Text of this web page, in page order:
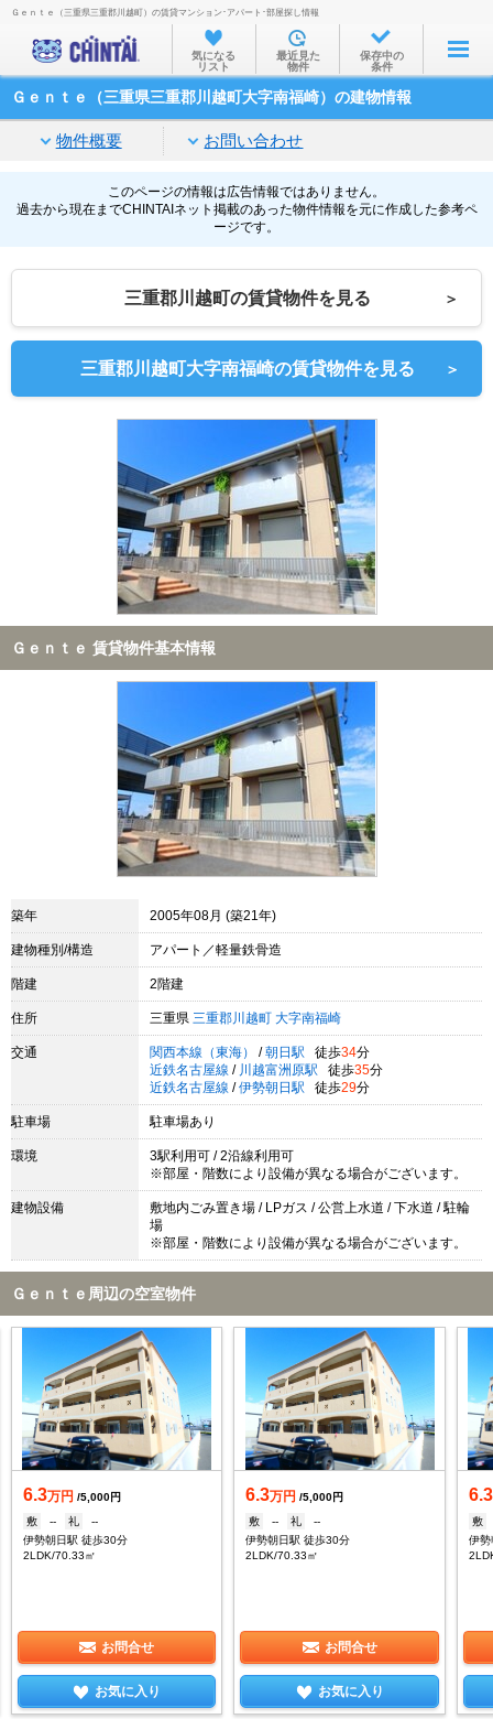
お部屋を探す
沿線・駅から
家賃相場から
通勤通学時間から
物件特集から
不動産会社から
TOP
Ｇｅｎｔｅ（三重県三重郡川越町）の賃貸マンション･アパート･部屋探し情報
気になる
リスト
最近見た
物件
保存中の
条件
Ｇｅｎｔｅ（三重県三重郡川越町大字南福崎）の建物情報
物件概要 お問い合わせ
このページの情報は広告情報ではありません。
過去から現在までCHINTAIネット掲載のあった物件情報を元に作成した参考ペ
ージです。
三重郡川越町の賃貸物件を見る ＞
三重郡川越町大字南福崎の賃貸物件を見る ＞
Ｇｅｎｔｅ 賃貸物件基本情報
築年 2005年08月 (築21年)
建物種別/構造 アパート／軽量鉄骨造
階建 2階建
住所 三重県 三重郡川越町 大字南福崎
交通 関西本線（東海） / 朝日駅 徒歩34分
近鉄名古屋線 / 川越富洲原駅 徒歩35分
近鉄名古屋線 / 伊勢朝日駅 徒歩29分
駐車場 駐車場あり
環境
3駅利用可 / 2沿線利用可
※部屋・階数により設備が異なる場合がございます。
建物設備
敷地内ごみ置き場 / LPガス / 公営上水道 / 下水道 / 駐輪
場
※部屋・階数により設備が異なる場合がございます。
Ｇｅｎｔｅ周辺の空室物件
6.3万円 /5,000円
敷
-- 礼
--
伊勢朝日駅 徒歩30分
2LDK/70.33㎡
お問合せ
お気に入り
6.3万円 /5,000円
敷
-- 礼
--
伊勢朝日駅 徒歩30分
2LDK/70.33㎡
お問合せ
お気に入り
6.3
敷
伊